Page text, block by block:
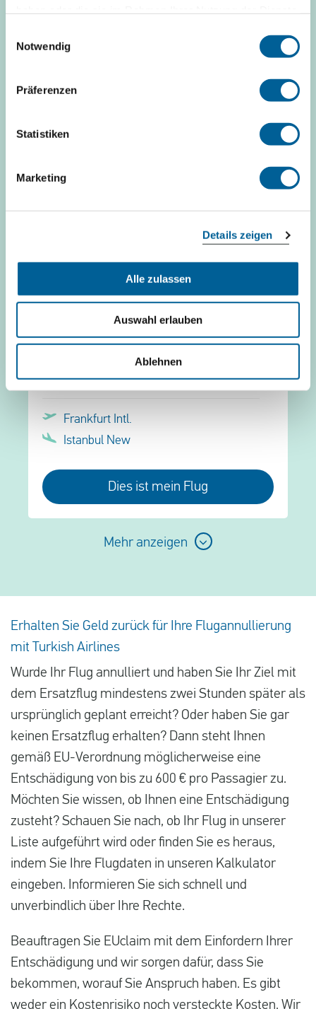
Notwendig
Präferenzen
Statistiken
Marketing
Details zeigen
Alle zulassen
Auswahl erlauben
Ablehnen
Dies ist mein Flug
31 Juli 2026 um 10:30
Nice
30 Juli 2026 um 22:25
Frankfurt Intl.
Istanbul New
Dies ist mein Flug
Mehr anzeigen
Erhalten Sie Geld zurück für Ihre Flugannullierung
mit Turkish Airlines
Wurde Ihr Flug annulliert und haben Sie Ihr Ziel mit
dem Ersatzflug mindestens zwei Stunden später als
ursprünglich geplant erreicht? Oder haben Sie gar
keinen Ersatzflug erhalten? Dann steht Ihnen
gemäß EU-Verordnung möglicherweise eine
Entschädigung von bis zu 600 € pro Passagier zu.
Möchten Sie wissen, ob Ihnen eine Entschädigung
zusteht? Schauen Sie nach, ob Ihr Flug in unserer
Liste aufgeführt wird oder finden Sie es heraus,
indem Sie Ihre Flugdaten in unseren Kalkulator
eingeben. Informieren Sie sich schnell und
unverbindlich über Ihre Rechte.
Beauftragen Sie EUclaim mit dem Einfordern Ihrer
Entschädigung und wir sorgen dafür, dass Sie
bekommen, worauf Sie Anspruch haben. Es gibt
weder ein Kostenrisiko noch versteckte Kosten. Wir